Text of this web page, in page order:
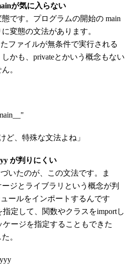
が気に入らない
す。プログラムの開始の main
変態の文法があります。
ァイルが無条件で実行される
かも、privateとかいう概念もない
。
ど、特殊な文法よね」
が判りにくい
たのが、この文法です。ま
ジとライブラリという概念が判
ールをインポートするんです
定して、関数やクラスをimportし
ケージを指定することもできた
。